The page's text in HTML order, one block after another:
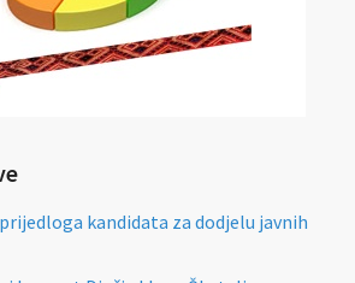
prijedloga kandidata za dodjelu javnih